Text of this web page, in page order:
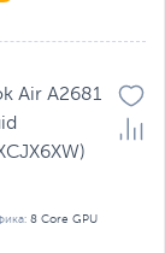
Air A2681
8 Core GPU